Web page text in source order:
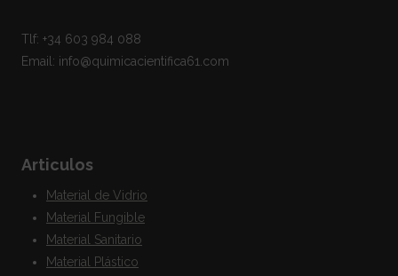
Tlf: +34 603 984 088
Email: info@quimicacientifica61.com
Articulos
Material de Vidrio
Material Fungible
Material Sanitario
Material Plástico